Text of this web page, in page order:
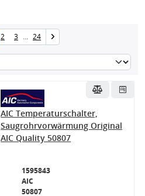
2 3 ... 24
AIC Temperaturschalter,
Saugrohrvorwärmung Original
AIC Quality 50807
1595843
AIC
50807